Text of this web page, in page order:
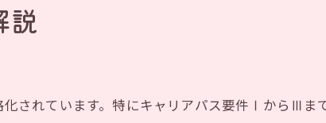
説
されています。特にキャリアパス要件ⅠからⅢま